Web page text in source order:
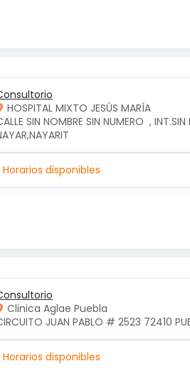
HOSPITAL MIXTO JESÚS MARÍA
SIN NOMBRE SIN NUMERO  ,
Horarios disponibles
Clinica Aglae Puebla
JUAN PABLO # 2523 72410
Horarios disponibles